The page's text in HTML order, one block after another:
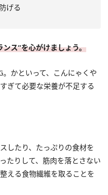
げる
ス”を心がけましょう。
かといって、こんにゃくや
ぎて必要な栄養が不足する
したり、たっぷりの食材を
たりして、筋肉を落とさない
える食物繊維を取ることを